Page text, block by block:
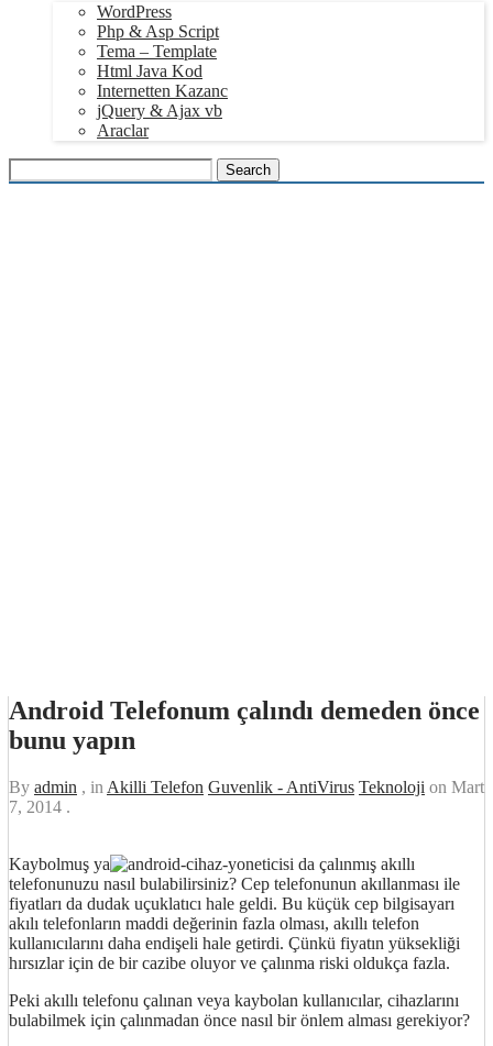
WordPress
Php & Asp Script
Tema – Template
Html Java Kod
Internetten Kazanc
jQuery & Ajax vb
Araclar
Android Telefonum çalındı demeden önce
bunu yapın
By admin , in Akilli Telefon Guvenlik - AntiVirus Teknoloji on Mart
7, 2014 .
Kaybolmuş ya
da çalınmış akıllı
telefonunuzu nasıl bulabilirsiniz? Cep telefonunun akıllanması ile
fiyatları da dudak uçuklatıcı hale geldi. Bu küçük cep bilgisayarı
akılı telefonların maddi değerinin fazla olması, akıllı telefon
kullanıcılarını daha endişeli hale getirdi. Çünkü fiyatın yüksekliği
hırsızlar için de bir cazibe oluyor ve çalınma riski oldukça fazla.
Peki akıllı telefonu çalınan veya kaybolan kullanıcılar, cihazlarını
bulabilmek için çalınmadan önce nasıl bir önlem alması gerekiyor?